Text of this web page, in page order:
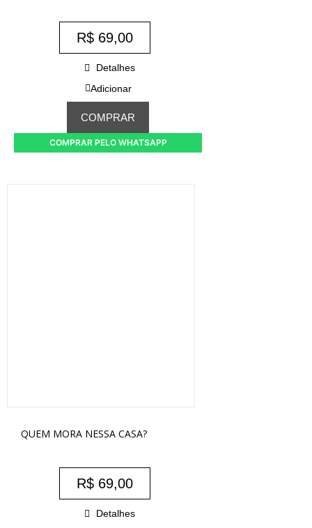
R$69,00
Detalhes
Adicionar
COMPRAR
COMPRAR PELO WHATSAPP
QUEM MORA NESSA CASA?
R$69,00
Detalhes